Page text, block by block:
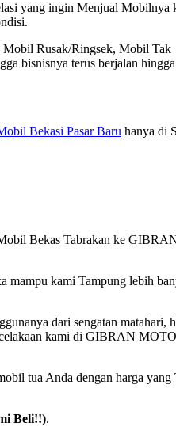
yang ingin Menjual Mobilnya
Mobil Rusak/Ringsek, Mobil Tak
bisnisnya terus berjalan hingga
Bekasi Pasar Baru hanya di
Bekas Tabrakan ke
mampu kami Tampung lebih
dari sengatan matahari,
kami di GIBRAN
tua Anda dengan harga yang
Beli!!).